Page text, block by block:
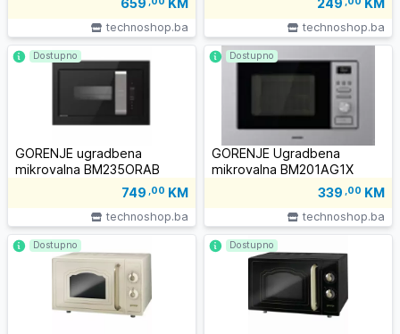
659 KM
technoshop.ba
249 KM
technoshop.ba
GORENJE ugradbena
mikrovalna BM235ORAB
749 ,00 KM
technoshop.ba
Dostupno
GORENJE Ugradbena
mikrovalna BM201AG1X
339 ,00 KM
technoshop.ba
Dostupno
Dostupno Dostupno